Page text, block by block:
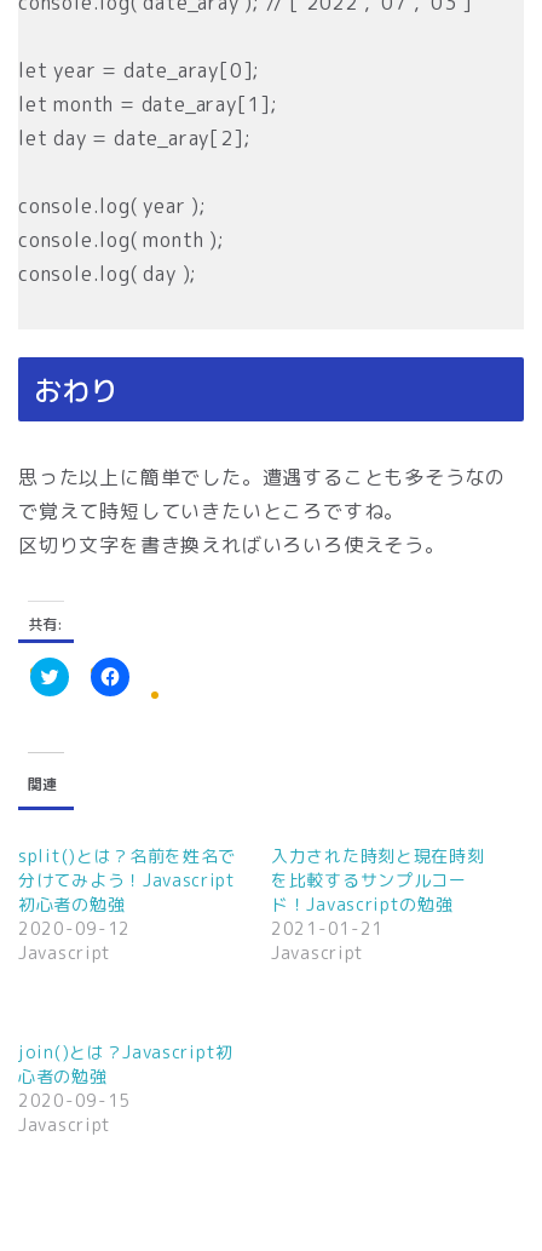
let year = date_aray[0];
let month = date_aray[1];
let day = date_aray[2];
console.log( year );
console.log( month );
console.log( day );
おわり
思った以上に簡単でした。遭遇することも多そうなの
で覚えて時短していきたいところですね。
区切り文字を書き換えればいろいろ使えそう。
共有:
ク
し
て
T
w
t
e
r
で
共
有
(
新
ン
ド
ウ
で
開
き
ま
F
有
す
る
に
は
ク
リ
ッ
だ
さ
い
(
新
し
い
関連
split()とは？名前を姓名で
分けてみよう！Javascript
初心者の勉強
2020-09-12
Javascript
入力された時刻と現在時刻
を比較するサンプルコー
ド！Javascriptの勉強
2021-01-21
Javascript
join()とは？Javascript初
心者の勉強
2020-09-15
Javascript